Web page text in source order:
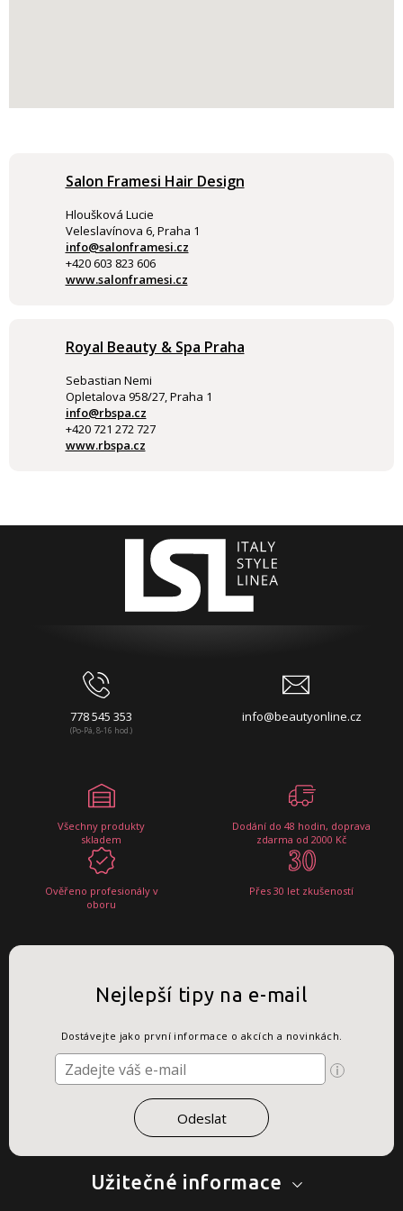
Salon Framesi Hair Design
Hloušková Lucie
Veleslavínova 6, Praha 1
info@salonframesi.cz
+420 603 823 606
www.salonframesi.cz
Royal Beauty & Spa Praha
Sebastian Nemi
Opletalova 958/27, Praha 1
info@rbspa.cz
+420 721 272 727
www.rbspa.cz
778 545 353
(Po-Pá, 8-16 hod.)
info@beautyonline.cz
Všechny produkty
skladem
Dodání do 48 hodin, doprava
zdarma od 2000 Kč
Ověřeno profesionály v
oboru
Přes 30 let zkušeností
Užitečné informace
Nejlepší tipy na e-mail
Dostávejte jako první informace o akcích a novinkách.